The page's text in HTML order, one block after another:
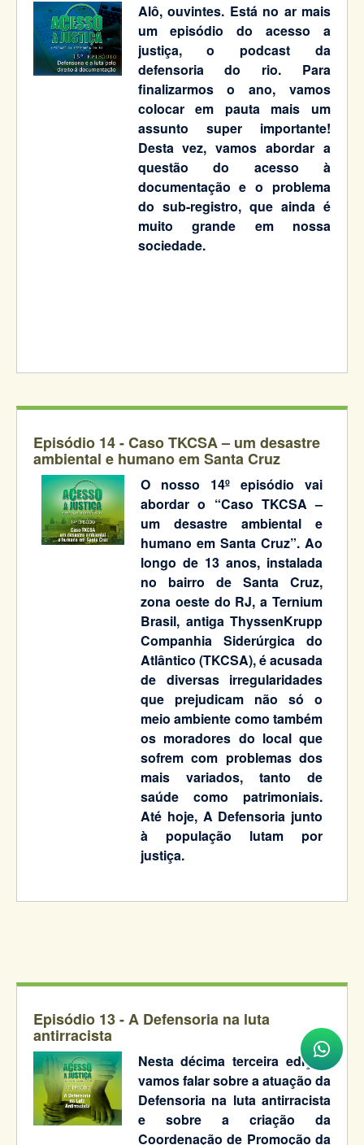
Alô, ouvintes. Está no ar mais
um episódio do acesso a
justiça, o podcast da
defensoria do rio. Para
finalizarmos o ano, vamos
colocar em pauta mais um
assunto super importante!
Desta vez, vamos abordar a
questão do acesso à
documentação e o problema
do sub-registro, que ainda é
muito grande em nossa
sociedade.
Episódio 14 - Caso TKCSA – um desastre
ambiental e humano em Santa Cruz
O nosso 14º episódio vai
abordar o “Caso TKCSA –
um desastre ambiental e
humano em Santa Cruz”. Ao
longo de 13 anos, instalada
no bairro de Santa Cruz,
zona oeste do RJ, a Ternium
Brasil, antiga ThyssenKrupp
Companhia Siderúrgica do
Atlântico (TKCSA), é acusada
de diversas irregularidades
que prejudicam não só o
meio ambiente como também
os moradores do local que
sofrem com problemas dos
mais variados, tanto de
saúde como patrimoniais.
Até hoje, A Defensoria junto
à população lutam por
justiça.
Episódio 13 - A Defensoria na luta
antirracista
Nesta décima terceira edição,
vamos falar sobre a atuação da
Defensoria na luta antirracista
e sobre a criação da
Coordenação de Promoção da